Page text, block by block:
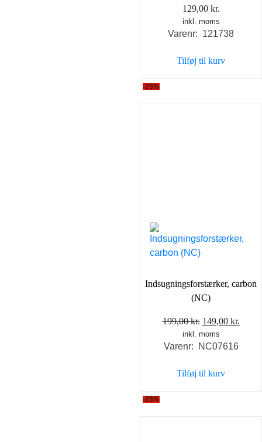
129,00 kr.
inkl. moms
Varenr: 121738
Tilføj til kurv
-25%
Indsugningsforstærker, carbon
(NC)
199,00kr. Den
oprindelige
pris
199,00 kr..
149,00 kr.
inkl. moms
Varenr: NC07616
Tilføj til kurv
-25%